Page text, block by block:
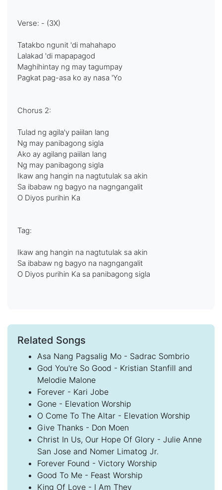
Verse: - (3X)
Tatakbo ngunit 'di mahahapo
Lalakad 'di mapapagod
Maghihintay ng may tagumpay
Pagkat pag-asa ko ay nasa 'Yo
Chorus 2:
Tulad ng agila'y paiilan lang
Ng may panibagong sigla
Ako ay agilang paiilan lang
Ng may panibagong sigla
Ikaw ang hangin na nagtutulak sa akin
Sa ibabaw ng bagyo na nagngangalit
O Diyos purihin Ka
Tag:
Ikaw ang hangin na nagtutulak sa akin
Sa ibabaw ng bagyo na nagngangalit
O Diyos purihin Ka sa panibagong sigla
Related Songs
Asa Nang Pagsalig Mo - Sadrac Sombrio
God You're So Good - Kristian Stanfill and
Melodie Malone
Forever - Kari Jobe
Gone - Elevation Worship
O Come To The Altar - Elevation Worship
Give Thanks - Don Moen
Christ In Us, Our Hope Of Glory - Julie Anne
San Jose and Nomer Limatog Jr.
Forever Found - Victory Worship
Good To Me - Feast Worship
King Of Love - I Am They